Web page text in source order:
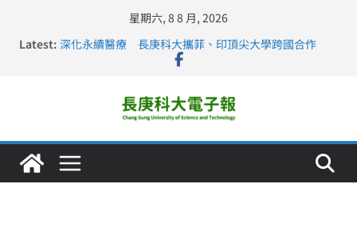
星期六, 8 8 月, 2026
Latest: 深化永續醫療 長庚科大攜菲、印頂尖大學跨國合作
長庚科大訪凱瑟醫療集團、美容學校收穫豐
仁德醫專與長庚科大締結策略聯盟 培育護理尖兵
長庚科大連四年穩居《遠見》醫學大學第5名 辦學實力再